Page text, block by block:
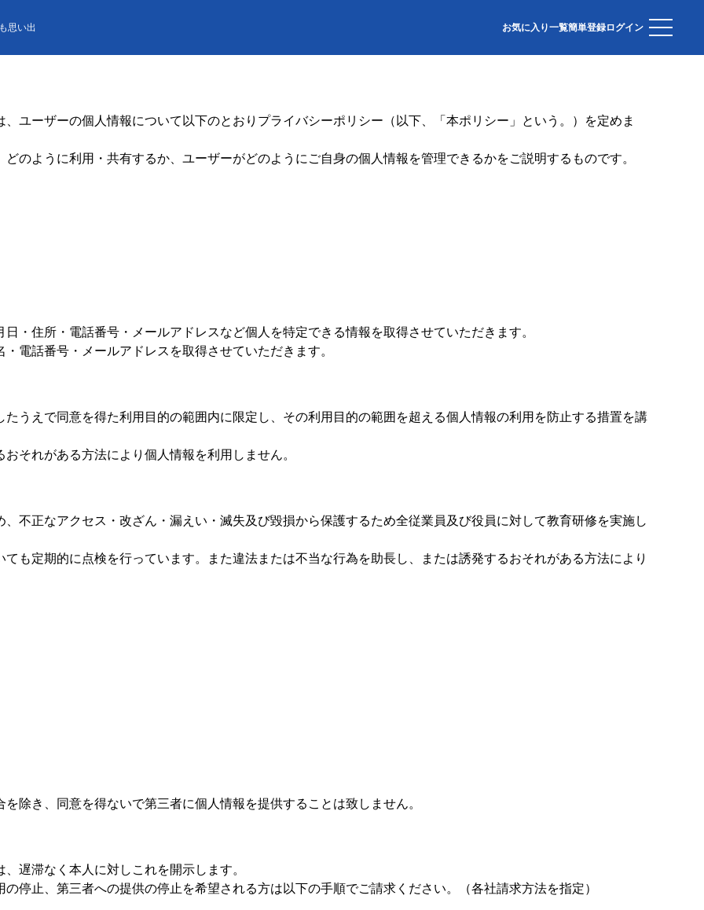
思い出 お気に入り一覧簡単登録ログイン
ユーザーの個人情報について以下のとおりプライバシーポリシー（以下、「本ポリシー」という。）を定めま
のように利用・共有するか、ユーザーがどのようにご自身の個人情報を管理できるかをご説明するものです。
・住所・電話番号・メールアドレスなど個人を特定できる情報を取得させていただきます。
電話番号・メールアドレスを取得させていただきます。
うえで同意を得た利用目的の範囲内に限定し、その利用目的の範囲を超える個人情報の利用を防止する措置を講
それがある方法により個人情報を利用しません。
不正なアクセス・改ざん・漏えい・滅失及び毀損から保護するため全従業員及び役員に対して教育研修を実施し
も定期的に点検を行っています。また違法または不当な行為を助長し、または誘発するおそれがある方法により
除き、同意を得ないで第三者に個人情報を提供することは致しません。
遅滞なく本人に対しこれを開示します。
停止、第三者への提供の停止を希望される方は以下の手順でご請求ください。（各社請求方法を指定）